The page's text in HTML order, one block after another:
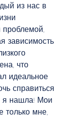
из нас в
проблемой,
зависимость
что
идеальное
справиться
я нашла! Мои
только мне,